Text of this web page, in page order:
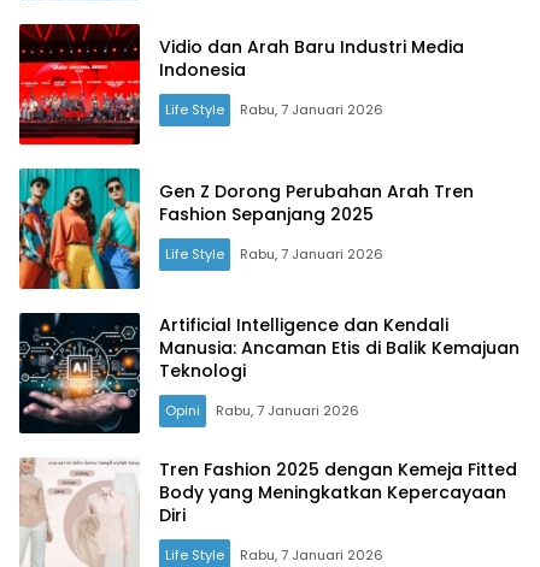
Vidio dan Arah Baru Industri Media
Indonesia
Life Style Rabu, 7 Januari 2026
Gen Z Dorong Perubahan Arah Tren
Fashion Sepanjang 2025
Life Style Rabu, 7 Januari 2026
Artificial Intelligence dan Kendali
Manusia: Ancaman Etis di Balik Kemajuan
Teknologi
Opini Rabu, 7 Januari 2026
Tren Fashion 2025 dengan Kemeja Fitted
Body yang Meningkatkan Kepercayaan
Diri
Life Style Rabu, 7 Januari 2026